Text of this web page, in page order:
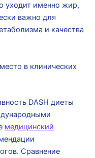
уходит именно жир,
важно для
и качества
в клинических
DASH диеты
медицинский
Сравнение